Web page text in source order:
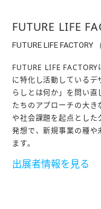
FUTURE LIFE
FUTURE LIFE FACTORY
FUTURE LIFE
に特化し活動しているデ
らしとは何か」を問い
たちのアプローチの大
や社会課題を起点とした
発想で、新規事業の種や
ます。
出展者情報を見る